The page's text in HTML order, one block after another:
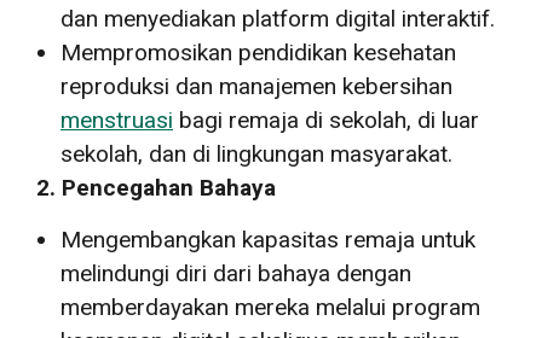
dan menyediakan platform digital interaktif.
Mempromosikan pendidikan kesehatan
reproduksi dan manajemen kebersihan
menstruasi bagi remaja di sekolah, di luar
sekolah, dan di lingkungan masyarakat.
2. Pencegahan Bahaya
Mengembangkan kapasitas remaja untuk
melindungi diri dari bahaya dengan
memberdayakan mereka melalui program